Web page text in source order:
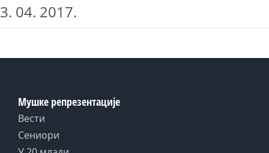
3. 04. 2017.
Мушке репрезентације
Вести
Сениори